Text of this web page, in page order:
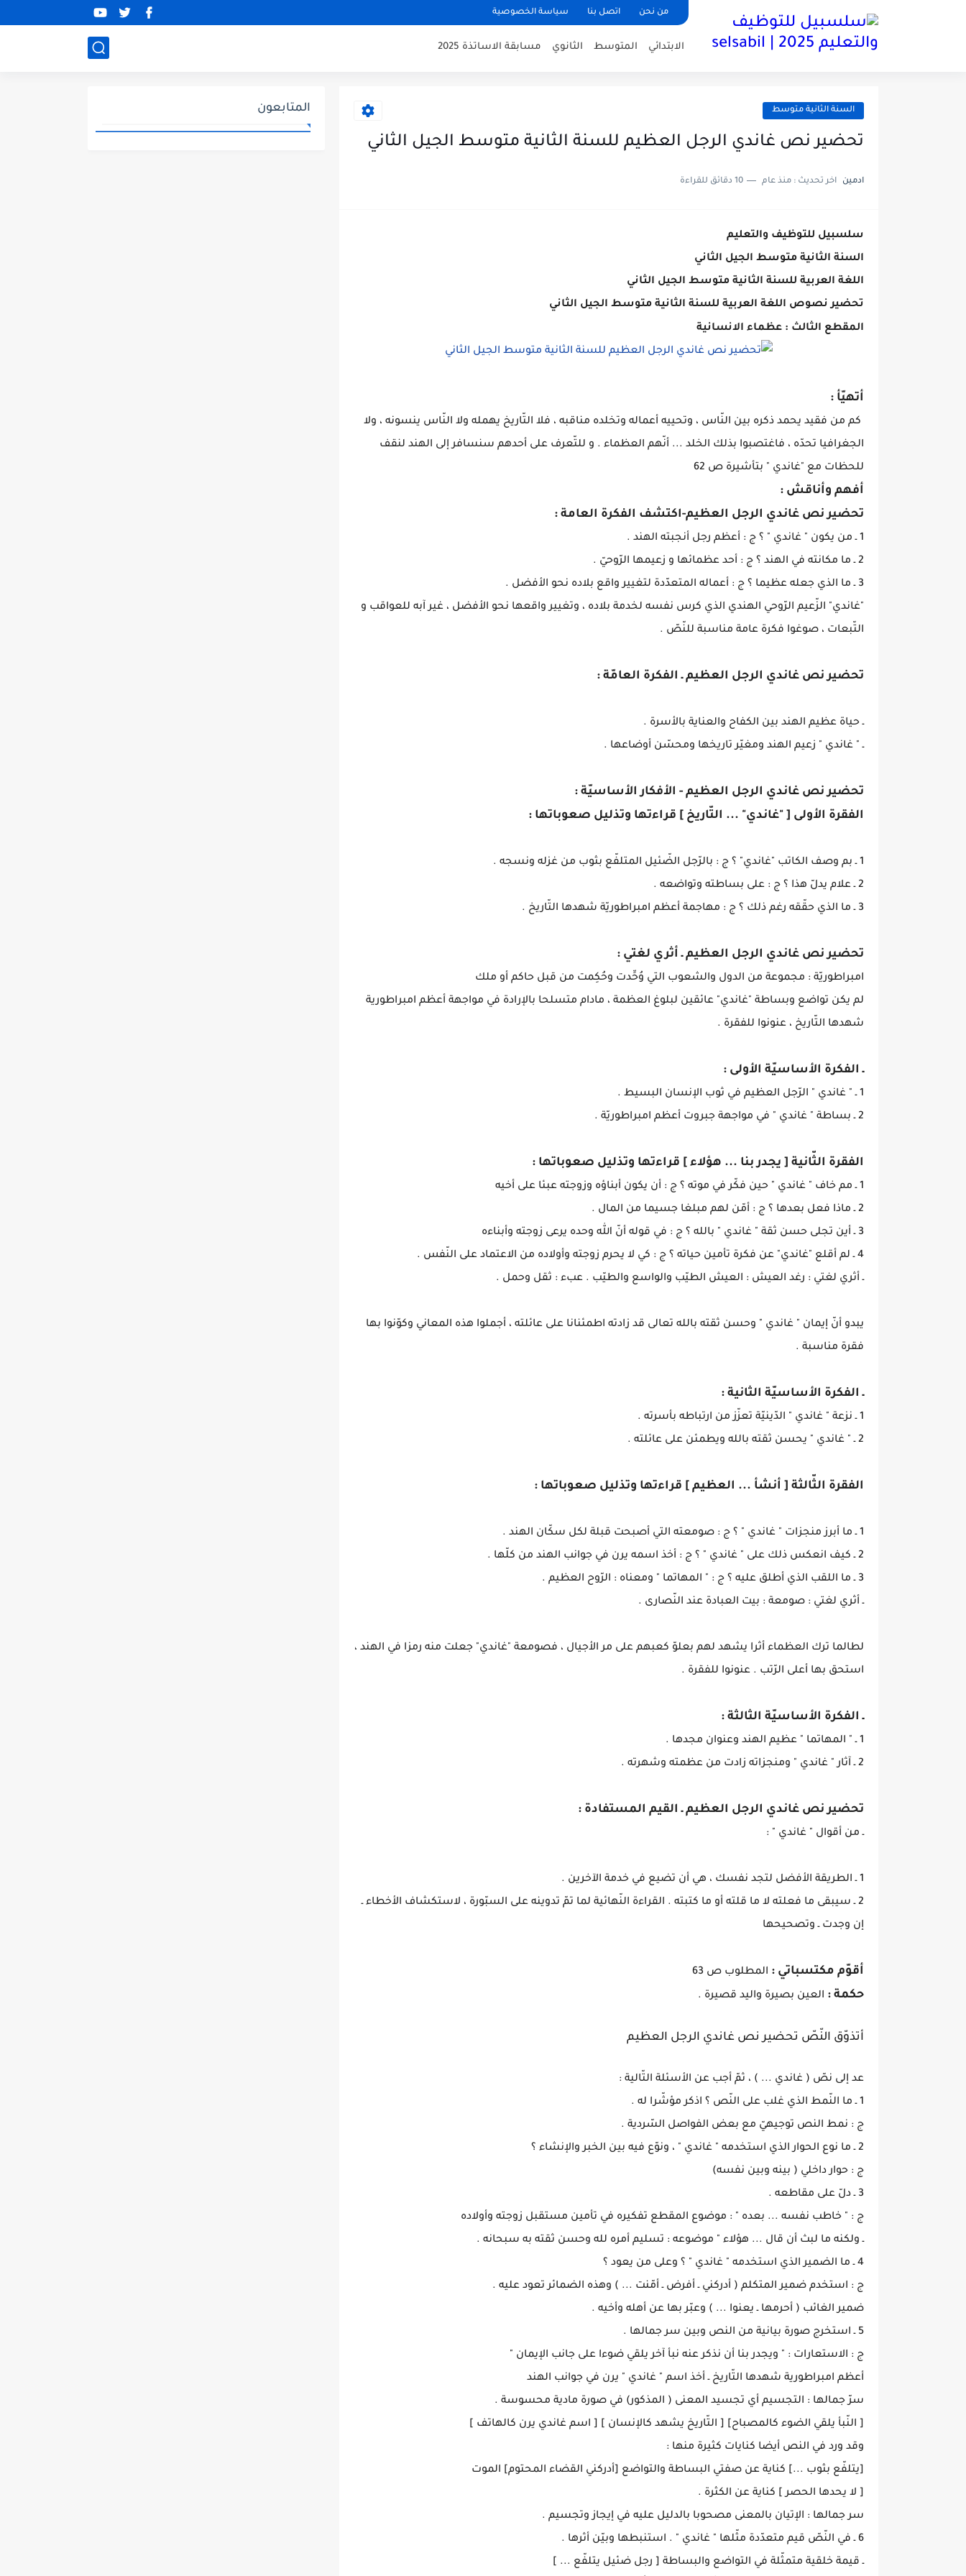
من نحن اتصل بنا سياسة الخصوصية
الابتدائي المتوسط الثانوي مسابقة الاساتذة 2025
السنة الثانية متوسط
تحضير نص غاندي الرجل العظيم للسنة الثانية متوسط الجيل الثاني
ادمين اخر تحديث : منذ عام 10 دقائق للقراءة
سلسبيل للتوظيف والتعليم
السنة الثانية متوسط الجيل الثاني
اللغة العربية للسنة الثانية متوسط الجيل الثاني
تحضير نصوص اللغة العربية للسنة الثانية متوسط الجيل الثاني
المقطع الثالث : عظماء الانسانية
أتهيّأ :
كم من فقيد يحمد ذكره بين النّاس ، وتحييه أعماله وتخلده مناقبه ، فلا التّاريخ يهمله ولا النّاس ينسونه ، ولا
الجغرافيا تحدّه ، فاغتصبوا بذلك الخلد ... أنّهم العظماء . و للتّعرف على أحدهم سنسافر إلى الهند لنقف
للحظات مع "غاندي " بتأشيرة ص 62
أفهم وأناقش :
تحضير نص غاندي الرجل العظيم-اكتشف الفكرة العامة :
1 ـ من يكون " غاندي " ؟ ج : أعظم رجل أنجبته الهند .
2 ـ ما مكانته في الهند ؟ ج : أحد عظمائها و زعيمها الرّوحيّ .
3 ـ ما الذي جعله عظيما ؟ ج : أعماله المتعدّدة لتغيير واقع بلاده نحو الأفضل .
"غاندي" الزّعيم الرّوحي الهندي الذي كرس نفسه لخدمة بلاده ، وتغيير واقعها نحو الأفضل ، غير آبه للعواقب و
التّبعات ، صوغوا فكرة عامة مناسبة للنّصّ .
تحضير نص غاندي الرجل العظيم ـ الفكرة العامّة :
ـ حياة عظيم الهند بين الكفاح والعناية بالأسرة .
ـ " غاندي " زعيم الهند ومغيّر تاريخها ومحسّن أوضاعها .
تحضير نص غاندي الرجل العظيم - الأفكار الأساسيّة :
الفقرة الأولى [ "غاندي" ... التّاريخ ] قراءتها وتذليل صعوباتها :
1 ـ بم وصف الكاتب "غاندي" ؟ ج : بالرّجل الضّئيل المتلفّع بثوب من غزله ونسجه .
2 ـ علام يدلّ هذا ؟ ج : على بساطته وتواضعه .
3 ـ ما الذي حقّقه رغم ذلك ؟ ج : مهاجمة أعظم امبراطوريّة شهدها التّاريخ .
تحضير نص غاندي الرجل العظيم ـ أثري لغتي :
امبراطوريّة : مجموعة من الدول والشعوب التي وُحِّدت وحُكِمت من قبل حاكم أو ملك
لم يكن تواضع وبساطة "غاندي" عائقين لبلوغ العظمة ، مادام متسلحا بالإرادة في مواجهة أعظم امبراطورية
شهدها التّاريخ ، عنونوا للفقرة .
ـ الفكرة الأساسيّة الأولى :
1 ـ " غاندي " الرّجل العظيم في ثوب الإنسان البسيط .
2 ـ بساطة " غاندي " في مواجهة جبروت أعظم امبراطوريّة .
الفقرة الثّانية [ يجدر بنا ... هؤلاء ] قراءتها وتذليل صعوباتها :
1 ـ مم خاف " غاندي " حين فكّر في موته ؟ ج : أن يكون أبناؤه وزوجته عبئا على أخيه
2 ـ ماذا فعل بعدها ؟ ج : أمّن لهم مبلغا جسيما من المال .
3 ـ أين تجلى حسن ثقة " غاندي " بالله ؟ ج : في قوله أنّ الله وحده يرعى زوجته وأبناءه
4 ـ لم أقلع "غاندي" عن فكرة تأمين حياته ؟ ج : كي لا يحرم زوجته وأولاده من الاعتماد على النّفس .
ـ أثري لغتي : رغد العيش : العيش الطيّب والواسع والطيّب . عبء : ثقل وحمل .
يبدو أنّ إيمان " غاندي " وحسن ثقته بالله تعالى قد زادته اطمئنانا على عائلته ، أجملوا هذه المعاني وكوّنوا بها
فقرة مناسبة .
ـ الفكرة الأساسيّة الثانية :
1 ـ نزعة " غاندي " الدّينيّة تعزّز من ارتباطه بأسرته .
2 ـ " غاندي " يحسن ثقته بالله ويطمئن على عائلته .
الفقرة الثّالثة [ أنشأ ... العظيم ] قراءتها وتذليل صعوباتها :
1 ـ ما أبرز منجزات " غاندي " ؟ ج : صومعته التي أصبحت قبلة لكل سكّان الهند .
2 ـ كيف انعكس ذلك على " غاندي " ؟ ج : أخذ اسمه يرن في جوانب الهند من كلّها .
3 ـ ما اللقب الذي أطلق عليه ؟ ج : " المهاتما " ومعناه : الرّوح العظيم .
ـ أثري لغتي : صومعة : بيت العبادة عند النّصارى .
لطالما ترك العظماء أثرا يشهد لهم بعلوّ كعبهم على مر الأجيال ، فصومعة "غاندي" جعلت منه رمزا في الهند ،
استحق بها أعلى الرّتب . عنونوا للفقرة .
ـ الفكرة الأساسيّة الثالثة :
1 ـ " المهاتما " عظيم الهند وعنوان مجدها .
2 ـ آثار " غاندي " ومنجزاته زادت من عظمته وشهرته .
تحضير نص غاندي الرجل العظيم ـ القيم المستفادة :
ـ من أقوال " غاندي " :
1 ـ الطريقة الأفضل لتجد نفسك ، هي أن تضيع في خدمة الآخرين .
2 ـ سيبقى ما فعلته لا ما قلته أو ما كتبته . القراءة النّهائية لما تمّ تدوينه على السبّورة ، لاستكشاف الأخطاء ـ
إن وجدت ـ وتصحيحها
أقوّم مكتسباتي : المطلوب ص 63
حكمة : العين بصيرة واليد قصيرة .
أتذوّق النّصّ تحضير نص غاندي الرجل العظيم
عد إلى نصّ ( غاندي ... ) ، ثمّ أجب عن الأسئلة التّالية :
1 ـ ما النّمط الذي غلب على النّص ؟ اذكر مؤشّرا له .
ج : نمط النص توجيهيّ مع بعض الفواصل السّردية .
2 ـ ما نوع الحوار الذي استخدمه " غاندي " ، ونوّع فيه بين الخبر والإنشاء ؟
ج : حوار داخلي ( بينه وبين نفسه)
3 ـ دلّ على مقاطعه .
ج : " خاطب نفسه ... بعده " : موضوع المقطع تفكيره في تأمين مستقبل زوجته وأولاده
ـ ولكنه ما لبث أن قال ... هؤلاء " موضوعه : تسليم أمره لله وحسن ثقته به سبحانه .
4 ـ ما الضمير الذي استخدمه " غاندي " ؟ وعلى من يعود ؟
ج : استخدم ضمير المتكلم ( أدركني ـ أفرض ـ أمّنت ... ) وهذه الضمائر تعود عليه .
ضمير الغائب ( أحرمها ـ يعنوا ... ) وعبّر بها عن أهله وأخيه .
5 ـ استخرج صورة بيانية من النص وبين سر جمالها .
ج : الاستعارات : " ويجدر بنا أن نذكر عنه نبأ آخر يلقي ضوءا على جانب الإيمان "
أعظم امبراطورية شهدها التّاريخ ـ أخذ اسم " غاندي " يرن في جوانب الهند
سرّ جمالها : التجسيم أي تجسيد المعنى ( المذكور) في صورة مادية محسوسة .
[ النّبأ يلقي الضوء كالمصباح] [ التّاريخ يشهد كالإنسان ] [ اسم غاندي يرن كالهاتف ]
وقد ورد في النص أيضا كنايات كثيرة منها :
[يتلفّع بثوب ...] كناية عن صفتي البساطة والتواضع [أدركني القضاء المحتوم] الموت
[ لا يحدها الحصر ] كناية عن الكثرة .
سر جمالها : الإتيان بالمعنى مصحوبا بالدليل عليه في إيجاز وتجسيم .
6 ـ في النّصّ قيم متعدّدة مثّلها " غاندي " . استنبطها وبيّن أثرها .
ـ قيمة خلقية متمثّلة في التواضع والبساطة [ رجل ضئيل يتلفّع ... ]
المتابعون